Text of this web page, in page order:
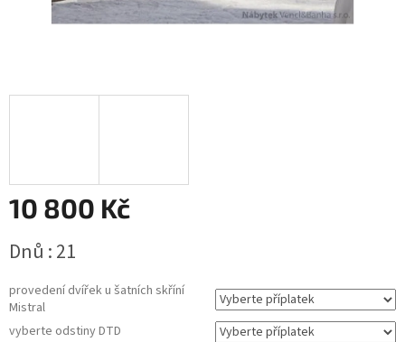
10 800 Kč
cena:
Dnů : 21
provedení dvířek u šatních skříní
Mistral
vyberte odstiny DTD